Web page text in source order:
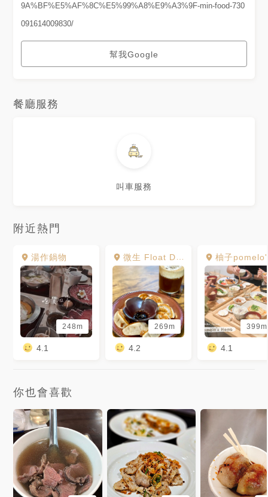
9A%BF%E5%AF%8C%E5%99%A8%E9%A3%9F-min-food-730
091614009830/
幫我Google
餐廳服務
叫車服務
附近熱門
湯作鍋物
248m
4.1
微生 Float Dept.
269m
4.2
柚子pomelo's home
399m
4.1
你也會喜歡